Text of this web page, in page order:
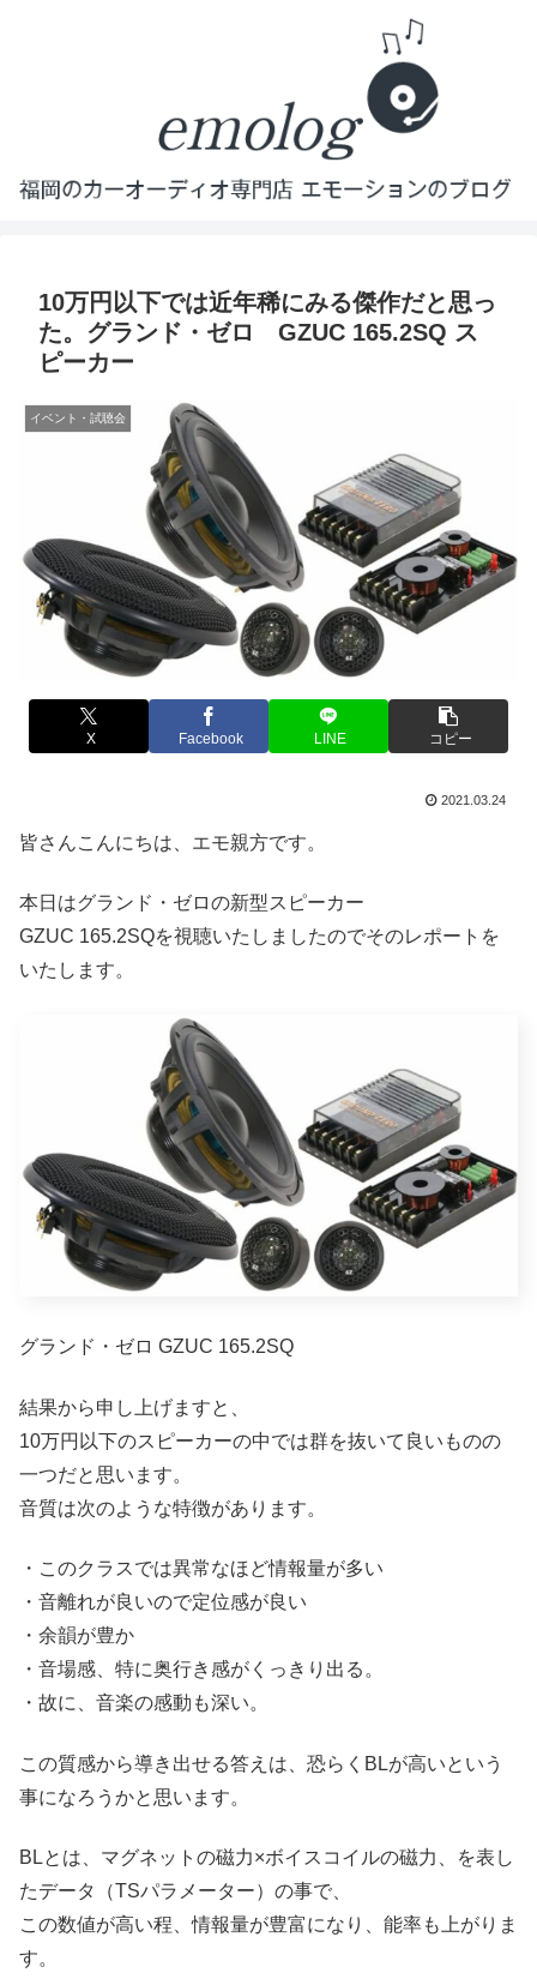
10万円以下では近年稀にみる傑作だと思っ
た。グランド・ゼロ GZUC 165.2SQ ス
ピーカー
イベント・試聴会
X Facebook LINE コピー
2021.03.24
皆さんこんにちは、エモ親方です。
本日はグランド・ゼロの新型スピーカー
GZUC 165.2SQを視聴いたしましたのでそのレポートを
いたします。
グランド・ゼロ GZUC 165.2SQ
結果から申し上げますと、
10万円以下のスピーカーの中では群を抜いて良いものの
一つだと思います。
音質は次のような特徴があります。
・このクラスでは異常なほど情報量が多い
・音離れが良いので定位感が良い
・余韻が豊か
・音場感、特に奥行き感がくっきり出る。
・故に、音楽の感動も深い。
この質感から導き出せる答えは、恐らくBLが高いという
事になろうかと思います。
BLとは、マグネットの磁力×ボイスコイルの磁力、を表し
たデータ（TSパラメーター）の事で、
この数値が高い程、情報量が豊富になり、能率も上がりま
す。